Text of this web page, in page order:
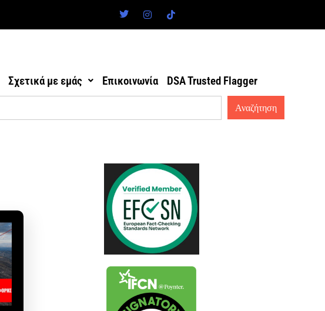
Σχετικά με εμάς Επικοινωνία DSA Trusted Flagger